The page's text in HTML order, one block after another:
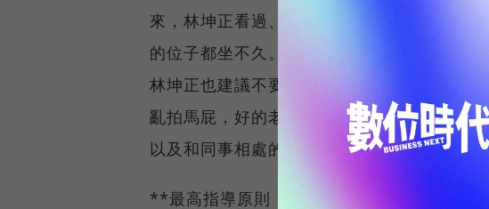
來，林坤正看過、聽過一些人用黑函、謠言
的位子都坐不久。
林坤正也建議不要亂拍主管馬屁。他認為在
亂拍馬屁，好的老闆會知道你是否真心讚美
以及和同事相處的情況，至於員工在他面前
**最高指導原則「實力至上」